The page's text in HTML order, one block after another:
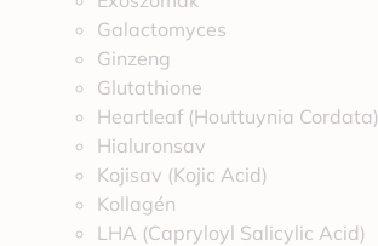
Galactomyces
Ginzeng
Glutathione
Heartleaf (Houttuynia Cordata)
Hialuronsav
Kojisav (Kojic Acid)
Kollagén
LHA (Capryloyl Salicylic Acid)